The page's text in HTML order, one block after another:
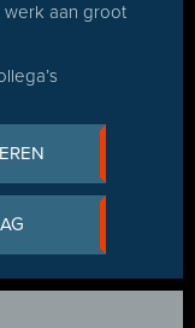
werk aan groot